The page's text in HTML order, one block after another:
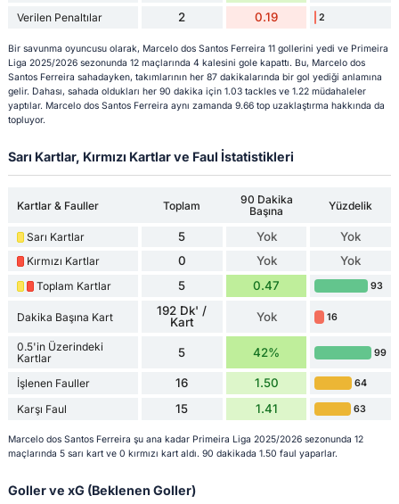
Verilen Penaltılar 2 0.19 2
Bir savunma oyuncusu olarak, Marcelo dos Santos Ferreira 11 gollerini yedi ve Primeira
Liga 2025/2026 sezonunda 12 maçlarında 4 kalesini gole kapattı. Bu, Marcelo dos
Santos Ferreira sahadayken, takımlarının her 87 dakikalarında bir gol yediği anlamına
gelir. Dahası, sahada oldukları her 90 dakika için 1.03 tackles ve 1.22 müdahaleler
yaptılar. Marcelo dos Santos Ferreira aynı zamanda 9.66 top uzaklaştırma hakkında da
topluyor.
Sarı Kartlar, Kırmızı Kartlar ve Faul İstatistikleri
Kartlar & Fauller Toplam
90 Dakika
Başına
Yüzdelik
Sarı Kartlar 5 Yok Yok
Kırmızı Kartlar 0 Yok Yok
Toplam Kartlar 5 0.47 93
Dakika Başına Kart
192 Dk' /
Kart
Yok 16
0.5'in Üzerindeki
Kartlar
5 42% 99
İşlenen Fauller 16 1.50 64
Karşı Faul 15 1.41 63
Marcelo dos Santos Ferreira şu ana kadar Primeira Liga 2025/2026 sezonunda 12
maçlarında 5 sarı kart ve 0 kırmızı kart aldı. 90 dakikada 1.50 faul yaparlar.
Goller ve xG (Beklenen Goller)